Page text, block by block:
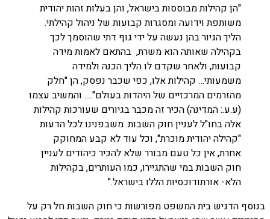
"הן קהילות מבוססות בישראל, והן בעלות זהות יהודית
משותפת וידועה ומסגרות קבועות של ניהול קהילתי.
הליך הגיור בהן נעשה על ידי גוף דתי שהוסמך לכך
בקהילה שאותה הוא משרת, בהתאם לאמות מידה
קבועות, ולאחר שקדם לו הליך הכנה ולמידה
משמעותי… קהילות אלו, כפי שכבר נפסק, הן "חלק
מהזרמים המרכזיים של היהדות בעולם"…. והמשיב עצמו
(ע.ע.: המדינה) הכיר זה מכבר בגיורים שעורכות קהילות
אלה בחו"ל לעניין חוק השבות. משבפנינו לכל הדעות
"קהילה יהודית מוכרת", וכל עוד לא קבע המחוקק
אחרת, אין כל טעם מבורר שלא להכיר כיהודים לעניין
חוק השבות במי שהתגיירו, כמו העותרים, בקהילות
הלא- אורתודוכסיות הללו בישראל."
בנוסף הדגיש בית המשפט מפורשות כי חוק השבות חל רק על